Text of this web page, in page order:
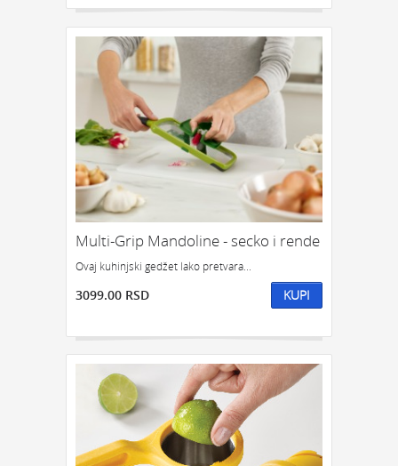
Multi-Grip Mandoline - secko i rende
Ovaj kuhinjski gedžet lako pretvara...
3099.00 RSD KUPI